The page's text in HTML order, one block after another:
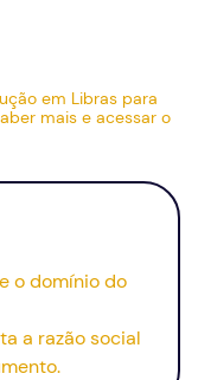
em Libras para
mais e acessar o
o domínio do
a razão social